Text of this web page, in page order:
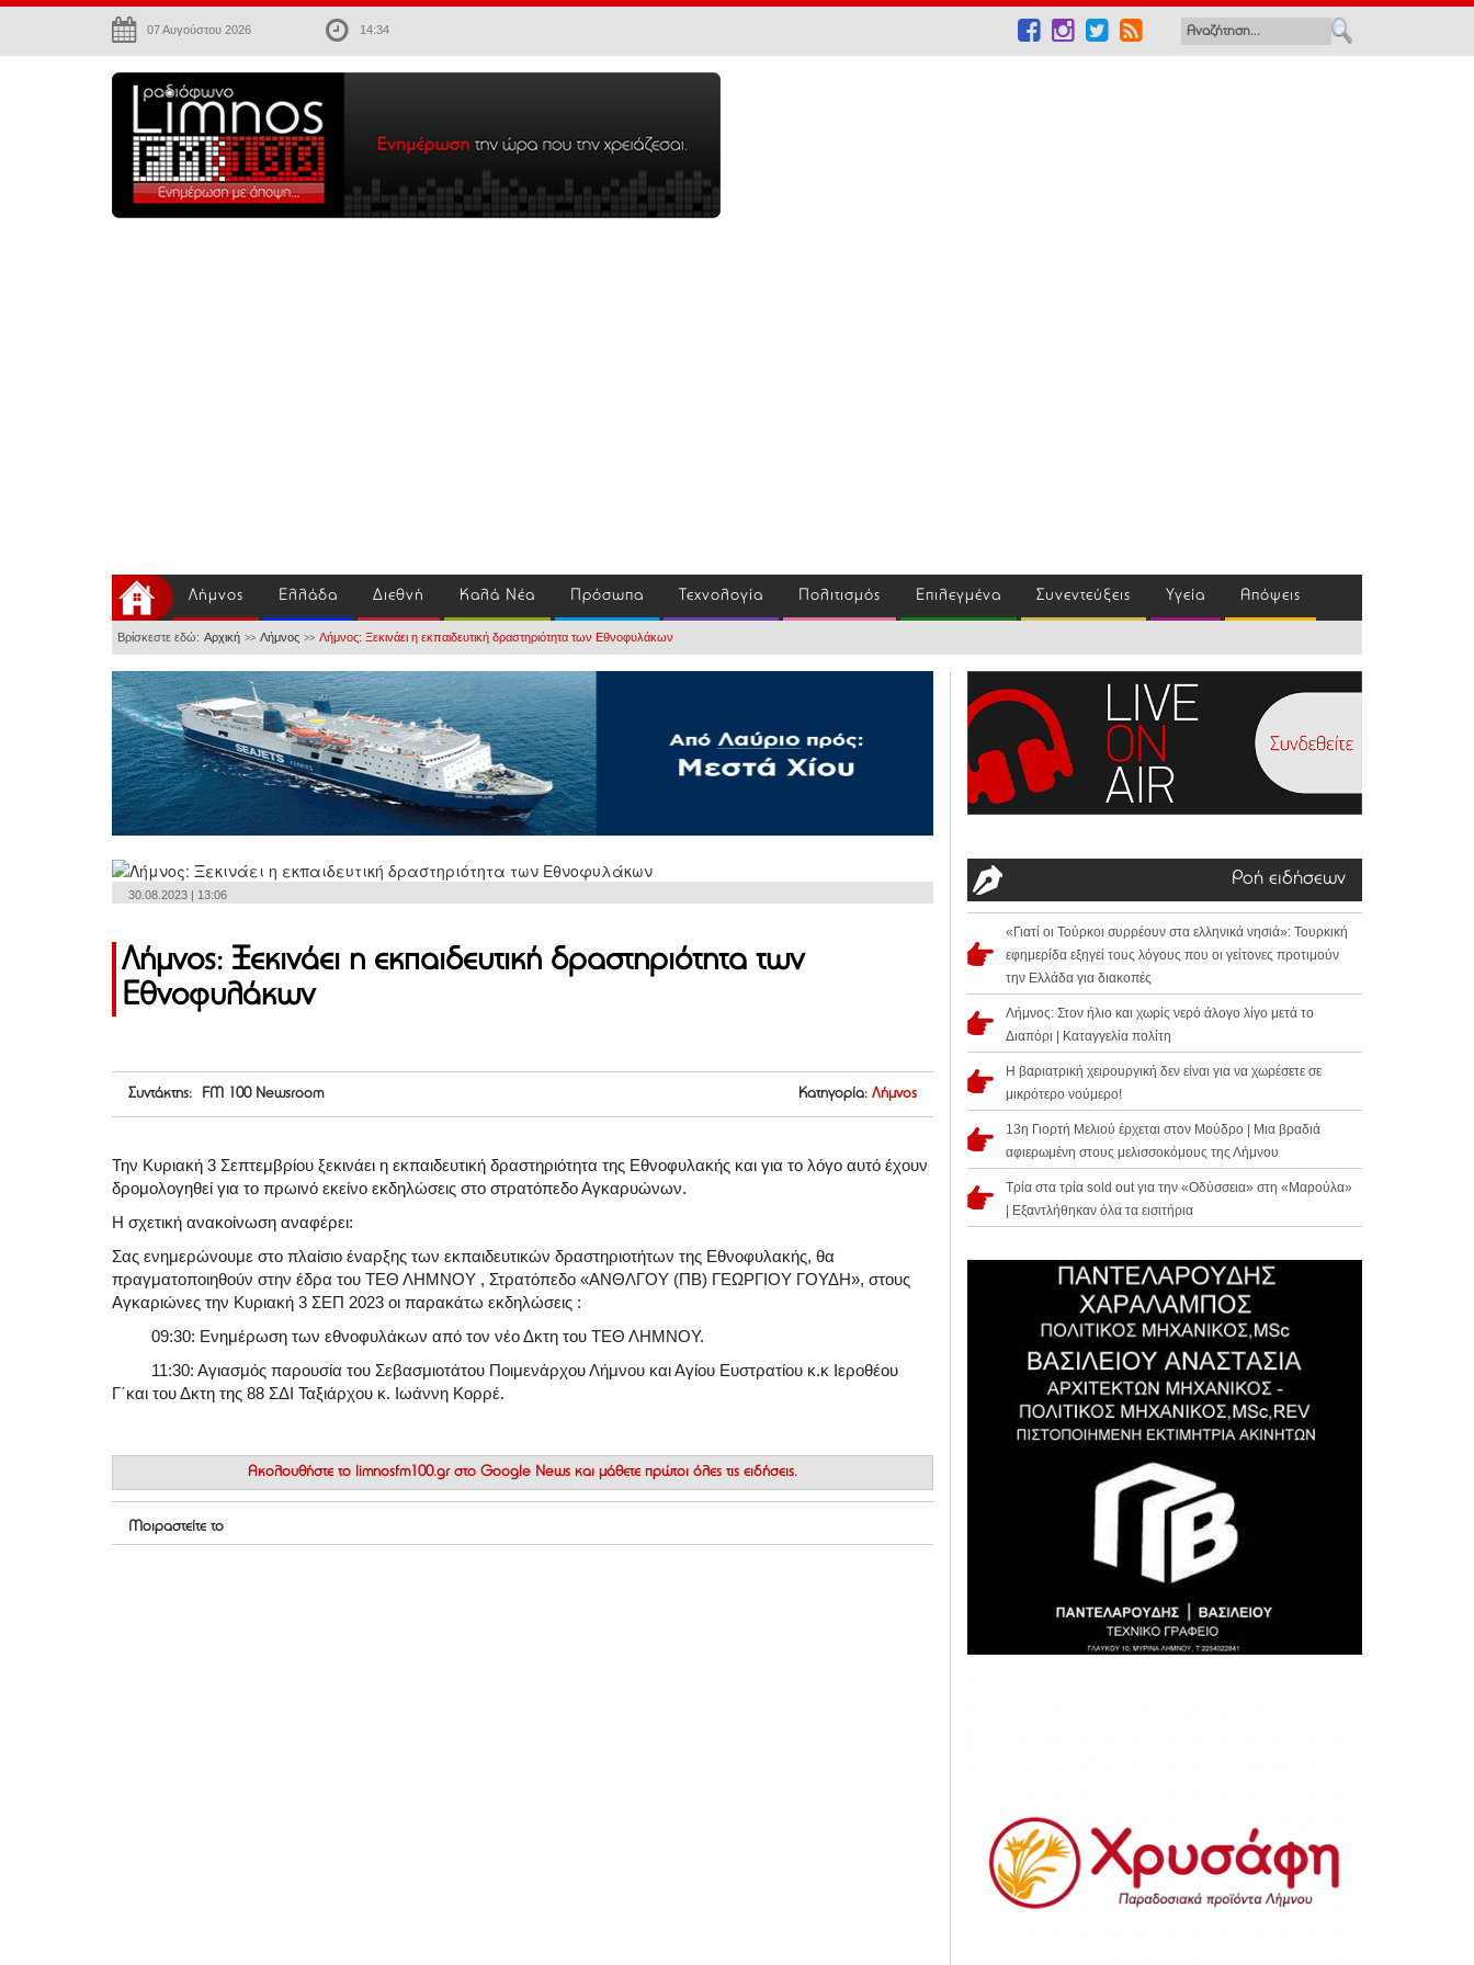
07 Αυγούστου 2026 14:34
Λήμνος Ελλάδα Διεθνή Καλά Νέα Πρόσωπα Τεχνολογία Πολιτισμός Επιλεγμένα Συνεντεύξεις Υγεία Απόψεις
Βρίσκεστε εδώ: Αρχική >> Λήμνος >> Λήμνος: Ξεκινάει η εκπαιδευτική δραστηριότητα των Εθνοφυλάκων
30.08.2023 | 13:06
Λήμνος: Ξεκινάει η εκπαιδευτική δραστηριότητα των
Εθνοφυλάκων
Συντάκτης: FM 100 Newsroom Κατηγορία: Λήμνος
Την Κυριακή 3 Σεπτεμβρίου ξεκινάει η εκπαιδευτική δραστηριότητα της Εθνοφυλακής και για το λόγο αυτό έχουν
δρομολογηθεί για το πρωινό εκείνο εκδηλώσεις στο στρατόπεδο Αγκαρυώνων.
Η σχετική ανακοίνωση αναφέρει:
Σας ενημερώνουμε στο πλαίσιο έναρξης των εκπαιδευτικών δραστηριοτήτων της Εθνοφυλακής, θα
πραγματοποιηθούν στην έδρα του ΤΕΘ ΛΗΜΝΟΥ , Στρατόπεδο «ΑΝΘΛΓΟΥ (ΠΒ) ΓΕΩΡΓΙΟΥ ΓΟΥΔΗ», στους
Αγκαριώνες την Κυριακή 3 ΣΕΠ 2023 οι παρακάτω εκδηλώσεις :
09:30: Ενημέρωση των εθνοφυλάκων από τον νέο Δκτη του ΤΕΘ ΛΗΜΝΟΥ.
11:30: Αγιασμός παρουσία του Σεβασμιοτάτου Ποιμενάρχου Λήμνου και Αγίου Ευστρατίου κ.κ Ιεροθέου
Γ΄και του Δκτη της 88 ΣΔΙ Ταξιάρχου κ. Ιωάννη Κορρέ.
Ακολουθήστε το limnosfm100.gr στο Google News και μάθετε πρώτοι όλες τις ειδήσεις.
Μοιραστείτε το
Ροή ειδήσεων
«Γιατί οι Τούρκοι συρρέουν στα ελληνικά νησιά»: Τουρκική
εφημερίδα εξηγεί τους λόγους που οι γείτονες προτιμούν
την Ελλάδα για διακοπές
Λήμνος: Στον ήλιο και χωρίς νερό άλογο λίγο μετά το
Διαπόρι | Καταγγελία πολίτη
Η βαριατρική χειρουργική δεν είναι για να χωρέσετε σε
μικρότερο νούμερο!
13η Γιορτή Μελιού έρχεται στον Μούδρο | Μια βραδιά
αφιερωμένη στους μελισσοκόμους της Λήμνου
Τρία στα τρία sold out για την «Οδύσσεια» στη «Μαρούλα»
| Εξαντλήθηκαν όλα τα εισιτήρια